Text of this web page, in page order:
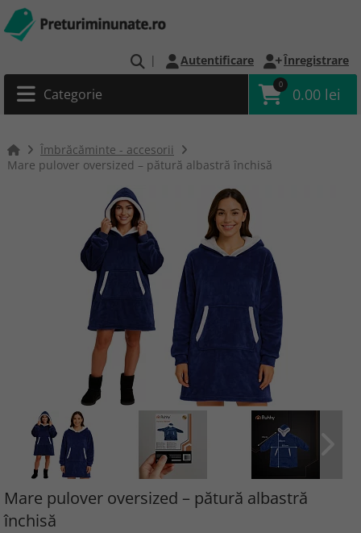
| Autentificare Înregistrare
Categorie
0
0.00 lei
Îmbrăcăminte - accesorii
Mare pulover oversized – pătură albastră închisă
Mare pulover oversized – pătură albastră
închisă